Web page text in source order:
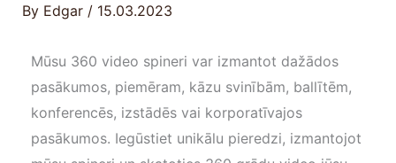
By Edgar / 15.03.2023
Mūsu 360 video spineri var izmantot dažādos
pasākumos, piemēram, kāzu svinībām, ballītēm,
konferencēs, izstādēs vai korporatīvajos
pasākumos. Iegūstiet unikālu pieredzi, izmantojot